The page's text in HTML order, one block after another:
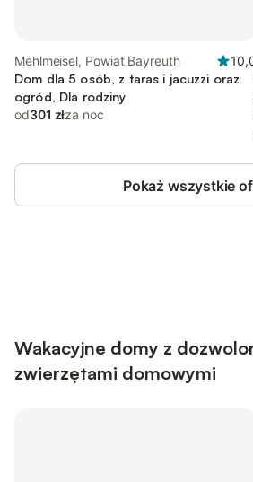
Mehlmeisel, Powiat Bayreuth
Dom dla 5 osób, z taras i jacuzzi oraz
ogród, Dla rodziny
od301 złza noc
Pokaż wszystkie
Wakacyjne domy z
zwierzętami domowymi